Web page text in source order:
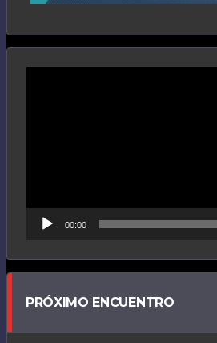
00:00
PRÓXIMO ENCUENTRO